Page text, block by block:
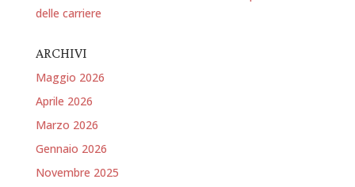
delle carriere
ARCHIVI
Maggio 2026
Aprile 2026
Marzo 2026
Gennaio 2026
Novembre 2025